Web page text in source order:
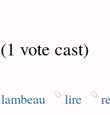
vote cast)
lambeau lire